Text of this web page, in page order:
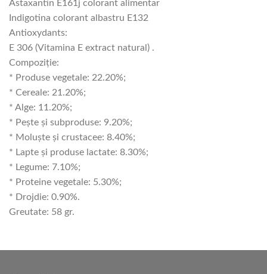
Astaxantin E161j colorant alimentar
Indigotina colorant albastru E132
Antioxydants:
E 306 (Vitamina E extract natural) .
Compoziție:
* Produse vegetale: 22.20%;
* Cereale: 21.20%;
* Alge: 11.20%;
* Pește și subproduse: 9.20%;
* Moluște și crustacee: 8.40%;
* Lapte și produse lactate: 8.30%;
* Legume: 7.10%;
* Proteine ​​vegetale: 5.30%;
* Drojdie: 0.90%.
Greutate: 58 gr.